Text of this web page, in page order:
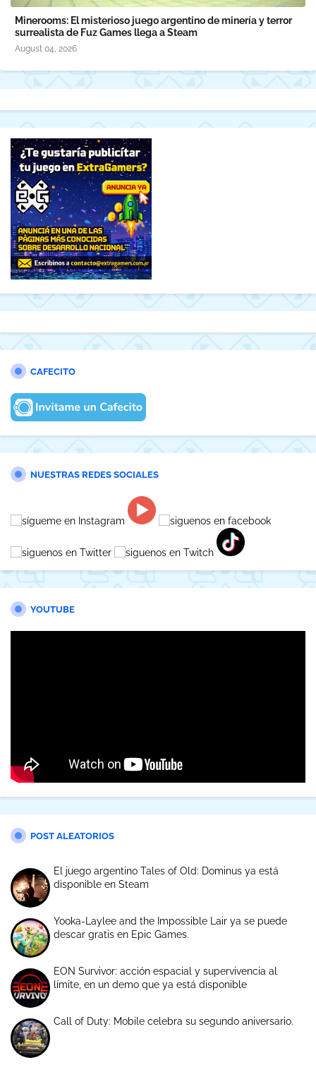
Minerooms: El misterioso juego argentino de minería y terror
surrealista de Fuz Games llega a Steam
August 04, 2026
CAFECITO
NUESTRAS REDES SOCIALES
YOUTUBE
POST ALEATORIOS
El juego argentino Tales of Old: Dominus ya está
disponible en Steam
Yooka-Laylee and the Impossible Lair ya se puede
descar gratis en Epic Games.
EON Survivor: acción espacial y supervivencia al
límite, en un demo que ya está disponible
Call of Duty: Mobile celebra su segundo aniversario.